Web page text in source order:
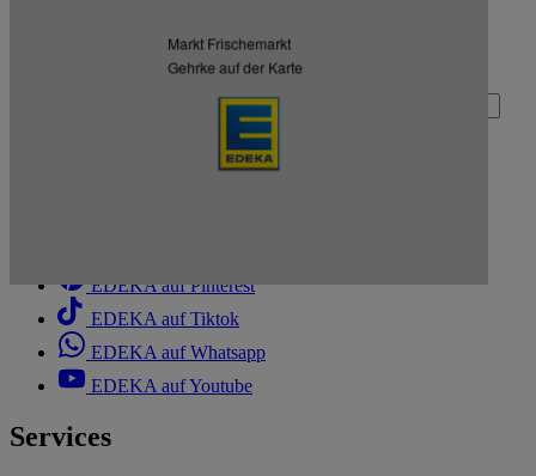
Markt Frischemarkt
Gehrke auf der Karte
Zum Newsletter anmelden
Deine E-Mail-Adresse (Pflichtfeld)
EDEKA auf Pinterest
EDEKA auf Tiktok
EDEKA auf Whatsapp
EDEKA auf Youtube
Services